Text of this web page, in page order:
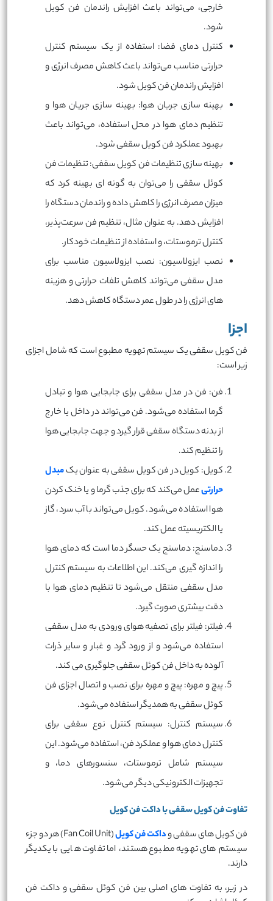
خارجی، می‌تواند باعث افزایش راندمان فن کویل
شود.
کنترل دمای فضا: استفاده از یک سیستم کنترل
حرارتی مناسب می‌تواند باعث کاهش مصرف انرژی و
افزایش راندمان فن کویل شود.
بهینه سازی جریان هوا: بهینه سازی جریان هوا و
تنظیم دمای هوا در محل استفاده، می‌تواند باعث
بهبود عملکرد فن کویل سقفی شود.
بهینه سازی تنظیمات فن کویل سقفی: تنظیمات فن
کوئل سقفی را می‌توان به گونه ای بهینه کرد که
میزان مصرف انرژی را کاهش داده و راندمان دستگاه را
افزایش دهد. به عنوان مثال، تنظیم فن سرعت‌پذیر،
کنترل ترموستات، و استفاده از تنظیمات خودکار.
نصب ایزولاسیون: نصب ایزولاسیون مناسب برای
مدل سقفی می‌تواند کاهش تلفات حرارتی و هزینه
های انرژی را در طول عمر دستگاه کاهش دهد.
اجزا
فن کویل سقفی یک سیستم تهویه مطبوع است که شامل اجزای
زیر است:
فن: فن در مدل سقفی برای جابجایی هوا و تبادل
گرما استفاده می‌شود. فن می‌تواند در داخل یا خارج
از بدنه دستگاه سقفی قرار گیرد و جهت جابجایی هوا
را تنظیم ‌کند.
کویل: کویل در فن کویل سقفی به عنوان یکمبدل
حرارتیعمل می‌کند که برای جذب گرما و یا خنک کردن
هوا استفاده می‌شود. کویل می‌تواند با آب سرد، گاز
یا الکتریسیته عمل کند.
دماسنج: دماسنج یک حسگر دما است که دمای هوا
را اندازه گیری می‌کند. این اطلاعات به سیستم کنترل
مدل سقفی منتقل می‌شود تا تنظیم دمای هوا با
دقت بیشتری صورت گیرد.
فیلتر: فیلتر برای تصفیه هوای ورودی به مدل سقفی
استفاده می‌شود و از ورود گرد و غبار و سایر ذرات
آلوده به داخل فن کوئل سقفی جلوگیری می کند.
پیچ و مهره: پیچ و مهره برای نصب و اتصال اجزای فن
کوئل سقفی به همدیگر استفاده می‌شود.
سیستم کنترل: سیستم کنترل نوع سقفی برای
کنترل دمای هوا و عملکرد فن، استفاده می‌شود. این
سیستم شامل ترموستات، سنسورهای دما، و
تجهیزات الکترونیکی دیگر می‌شود.
تفاوت فن کویل سقفی با داکت فن کویل
فن کویل های سقفی وداکت فن کویل
(Fan Coil Unit) هر دو جزء
سیستم های تهویه مطبوع هستند، اما تفاوت هایی با یکدیگر
دارند.
در زیر، به تفاوت های اصلی بین فن کوئل سقفی و داکت فن